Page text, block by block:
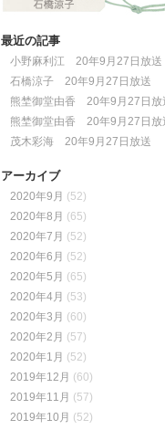
最近の記事
小野麻利江 20年9月27日放送
石橋涼子 20年9月27日放送
熊埜御堂由香 20年9月27日放
熊埜御堂由香 20年9月27日放
茂木彩海 20年9月27日放送
アーカイブ
2020年9月 (52)
2020年8月 (65)
2020年7月 (52)
2020年6月 (52)
2020年5月 (65)
2020年4月 (53)
2020年3月 (60)
2020年2月 (57)
2020年1月 (52)
2019年12月 (60)
2019年11月 (57)
2019年10月 (52)